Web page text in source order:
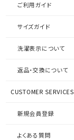
ご利用ガイド
サイズガイド
洗濯表示について
返品・交換について
CUSTOMER SERVICES
新規会員登録
よくある質問